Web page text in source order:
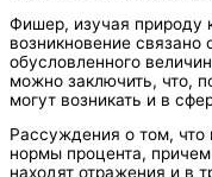
Фишер, изучая природу
возникновение
обусловленного
можно заключить, что,
могут возникать и в
Рассуждения о том, что
нормы процента,
находят отражения и в